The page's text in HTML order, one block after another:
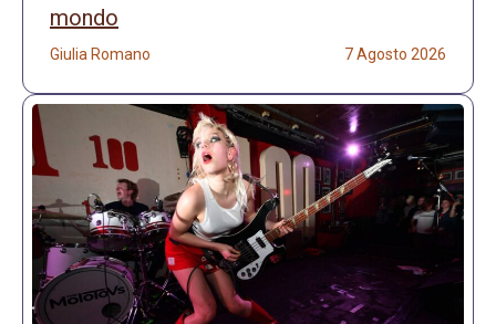
mondo
Giulia Romano 7 Agosto 2026